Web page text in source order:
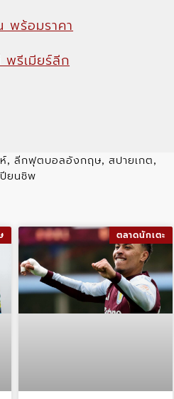
พร้อมราคา
รีเมียร์ลีก
ลีกฟุตบอลอังกฤษ สปายเกต
ปียนชิพ
ตลาดนักเตะ